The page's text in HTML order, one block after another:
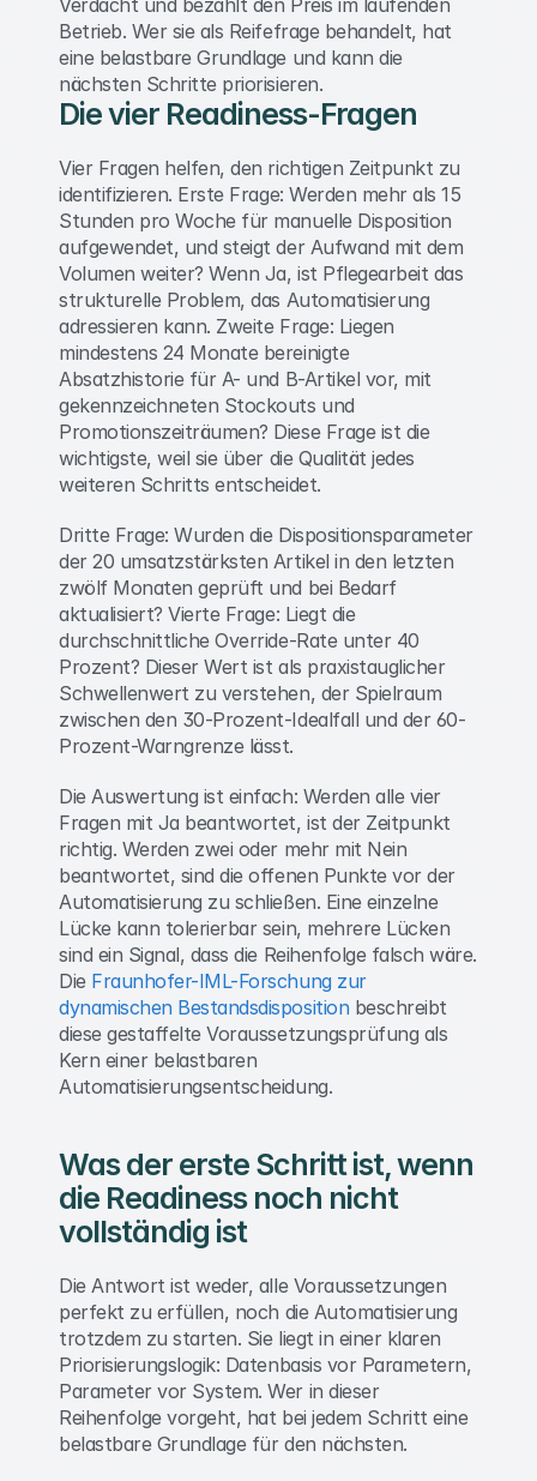
Verdacht und bezahlt den Preis im laufenden
Betrieb. Wer sie als Reifefrage behandelt, hat
eine belastbare Grundlage und kann die
nächsten Schritte priorisieren.
Die vier Readiness-Fragen
Vier Fragen helfen, den richtigen Zeitpunkt zu
identifizieren. Erste Frage: Werden mehr als 15
Stunden pro Woche für manuelle Disposition
aufgewendet, und steigt der Aufwand mit dem
Volumen weiter? Wenn Ja, ist Pflegearbeit das
strukturelle Problem, das Automatisierung
adressieren kann. Zweite Frage: Liegen
mindestens 24 Monate bereinigte
Absatzhistorie für A- und B-Artikel vor, mit
gekennzeichneten Stockouts und
Promotionszeiträumen? Diese Frage ist die
wichtigste, weil sie über die Qualität jedes
weiteren Schritts entscheidet.
Dritte Frage: Wurden die Dispositionsparameter
der 20 umsatzstärksten Artikel in den letzten
zwölf Monaten geprüft und bei Bedarf
aktualisiert? Vierte Frage: Liegt die
durchschnittliche Override-Rate unter 40
Prozent? Dieser Wert ist als praxistauglicher
Schwellenwert zu verstehen, der Spielraum
zwischen den 30-Prozent-Idealfall und der 60-
Prozent-Warngrenze lässt.
Die Auswertung ist einfach: Werden alle vier
Fragen mit Ja beantwortet, ist der Zeitpunkt
richtig. Werden zwei oder mehr mit Nein
beantwortet, sind die offenen Punkte vor der
Automatisierung zu schließen. Eine einzelne
Lücke kann tolerierbar sein, mehrere Lücken
sind ein Signal, dass die Reihenfolge falsch wäre.
Die Fraunhofer-IML-Forschung zur
dynamischen Bestandsdisposition beschreibt
diese gestaffelte Voraussetzungsprüfung als
Kern einer belastbaren
Automatisierungsentscheidung.
Was der erste Schritt ist, wenn
die Readiness noch nicht
vollständig ist
Die Antwort ist weder, alle Voraussetzungen
perfekt zu erfüllen, noch die Automatisierung
trotzdem zu starten. Sie liegt in einer klaren
Priorisierungslogik: Datenbasis vor Parametern,
Parameter vor System. Wer in dieser
Reihenfolge vorgeht, hat bei jedem Schritt eine
belastbare Grundlage für den nächsten.